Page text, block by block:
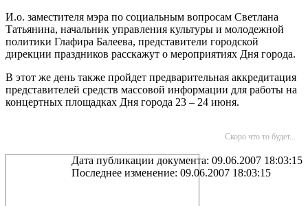
И.о. заместителя мэра по социальным вопросам Светлана
Татьянина, начальник управления культуры и молодежной
политики Глафира Балеева, представители городской
дирекции праздников расскажут о мероприятиях Дня города.
В этот же день также пройдет предварительная аккредитация
представителей средств массовой информации для работы на
концертных площадках Дня города 23 – 24 июня.
Скоро что то будет...
Дата публикации документа: 09.06.2007 18:03:15
Последнее изменение: 09.06.2007 18:03:15